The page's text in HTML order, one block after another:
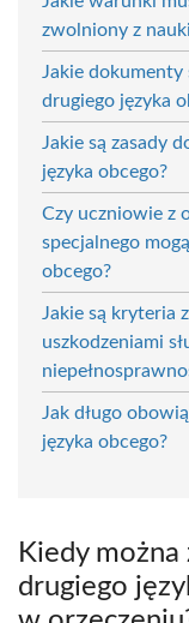
zwolniony z
Jakie
drugiego języka
Jakie są zasady
języka obcego?
Czy uczniowie z
specjalnego
obcego?
Jakie są kryteria
uszkodzeniami
Jak długo
języka obcego?
Kiedy
drugiego